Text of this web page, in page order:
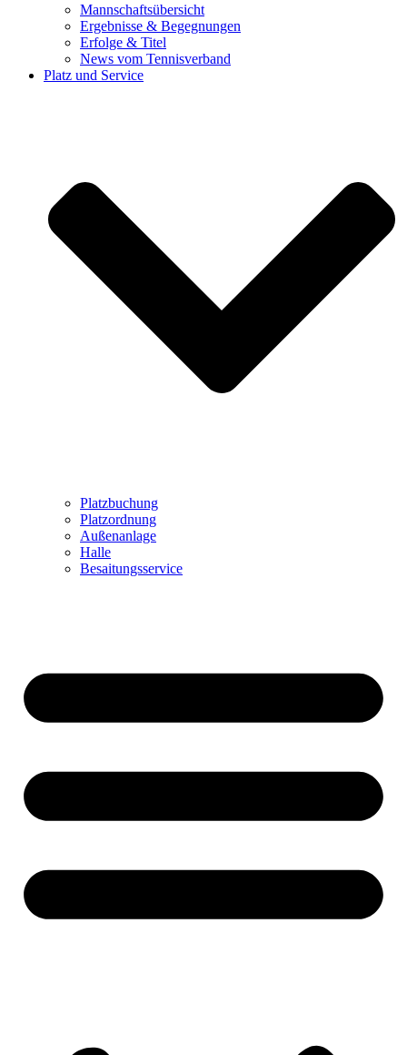
Mannschaftsübersicht
Ergebnisse & Begegnungen
Erfolge & Titel
News vom Tennisverband
Platz und Service
Platzbuchung
Platzordnung
Außenanlage
Halle
Besaitungsservice